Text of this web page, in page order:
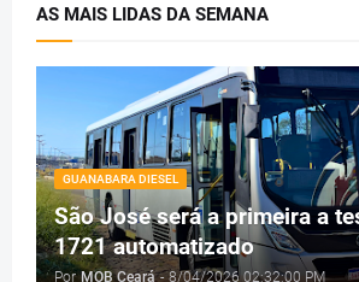
AS MAIS LIDAS DA SEMANA
GUANABARA DIESEL
São José será a primeira a
1721 automatizado
Por MOB Ceará - 8/04/2026 02:32:00 PM